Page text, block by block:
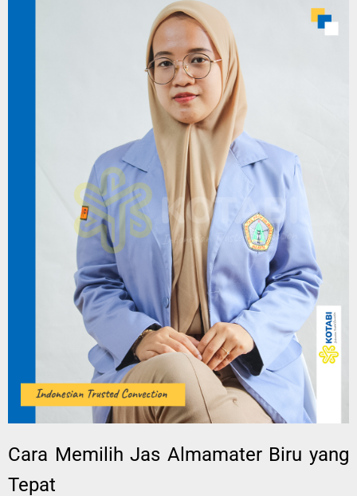
Cara Memilih Jas Almamater Biru yang
Tepat